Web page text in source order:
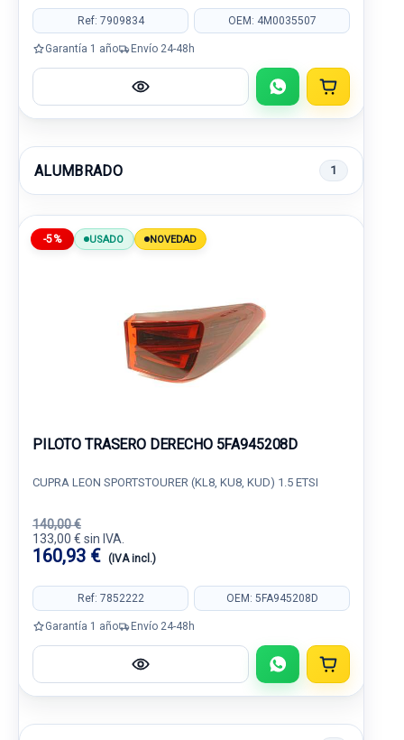
Ref: 7909834 OEM: 4M0035507
Garantía 1 año Envío 24-48h
ALUMBRADO 1
-5% USADO NOVEDAD
PILOTO TRASERO DERECHO 5FA945208D
CUPRA LEON SPORTSTOURER (KL8, KU8, KUD) 1.5 ETSI
140,00 €
133,00 € sin IVA.
160,93 € (IVA incl.)
Ref: 7852222 OEM: 5FA945208D
Garantía 1 año Envío 24-48h